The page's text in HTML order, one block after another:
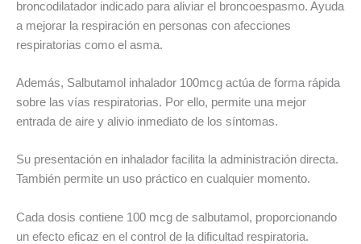
broncodilatador indicado para aliviar el broncoespasmo. Ayuda
a mejorar la respiración en personas con afecciones
respiratorias como el asma.
Además, Salbutamol inhalador 100mcg actúa de forma rápida
sobre las vías respiratorias. Por ello, permite una mejor
entrada de aire y alivio inmediato de los síntomas.
Su presentación en inhalador facilita la administración directa.
También permite un uso práctico en cualquier momento.
Cada dosis contiene 100 mcg de salbutamol, proporcionando
un efecto eficaz en el control de la dificultad respiratoria.